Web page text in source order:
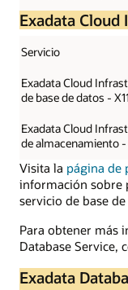
Exadata Cloud
Servicio
Exadata Cloud
de base de datos -
Exadata Cloud
de almacenamiento -
Visita la página de
información sobre
servicio de base
Para obtener más
Database Service,
Exadata